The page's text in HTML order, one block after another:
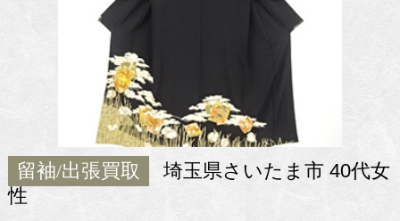
留袖/出張買取
埼玉県さいたま市 40代女
性